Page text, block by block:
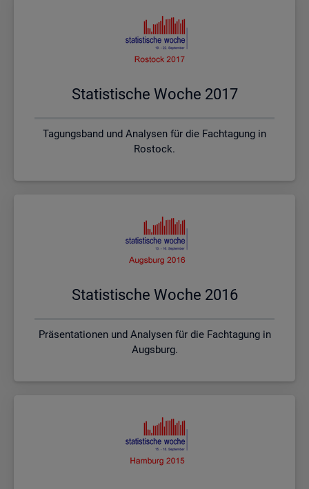
Sta­tis­ti­sche Woche 2017
Tagungsband und Analysen für die Fachtagung in
Rostock.
Sta­tis­ti­sche Woche 2016
Präsentationen und Analysen für die Fachtagung in
Augsburg.